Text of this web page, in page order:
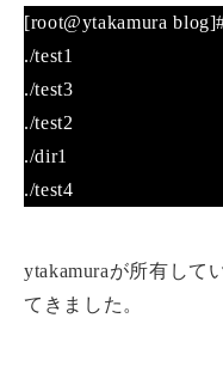
[root@ytakamura
./test1
./test3
./test2
./dir1
./test4
ytakamuraが所有して
てきました。